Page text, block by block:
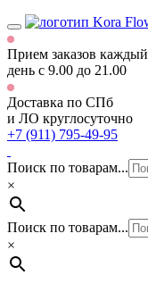
Прием заказов каждый
день с 9.00 до 21.00
Доставка по СПб
и ЛО круглосуточно
+7 (911) 795-49-95
Поиск по товарам...
×
Поиск по товарам...
×